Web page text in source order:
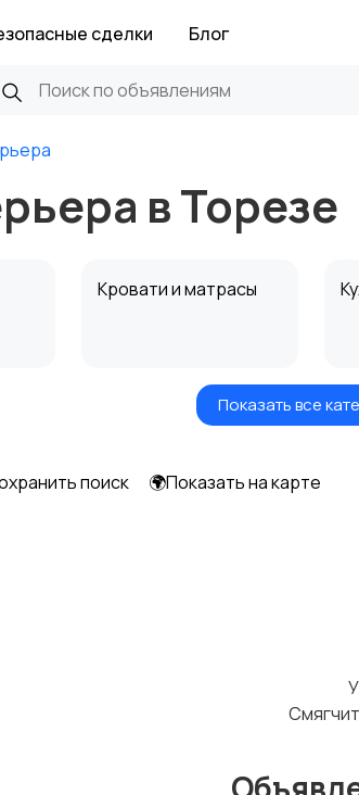
сделки Блог
в Торезе
Кровати и матрасы
Показать все
поиск 🌍Показать на карте